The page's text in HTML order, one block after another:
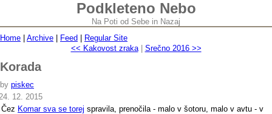
Podkleteno Nebo
Na Poti od Sebe in Nazaj
Home
Archive Feed
Regular Site
<< Kakovost zraka| Srečno 2016 >>
Korada
by piskec
12. 2015
Čez Komar sva se torej spravila, prenočila - malo v šotoru, malo v avtu - v